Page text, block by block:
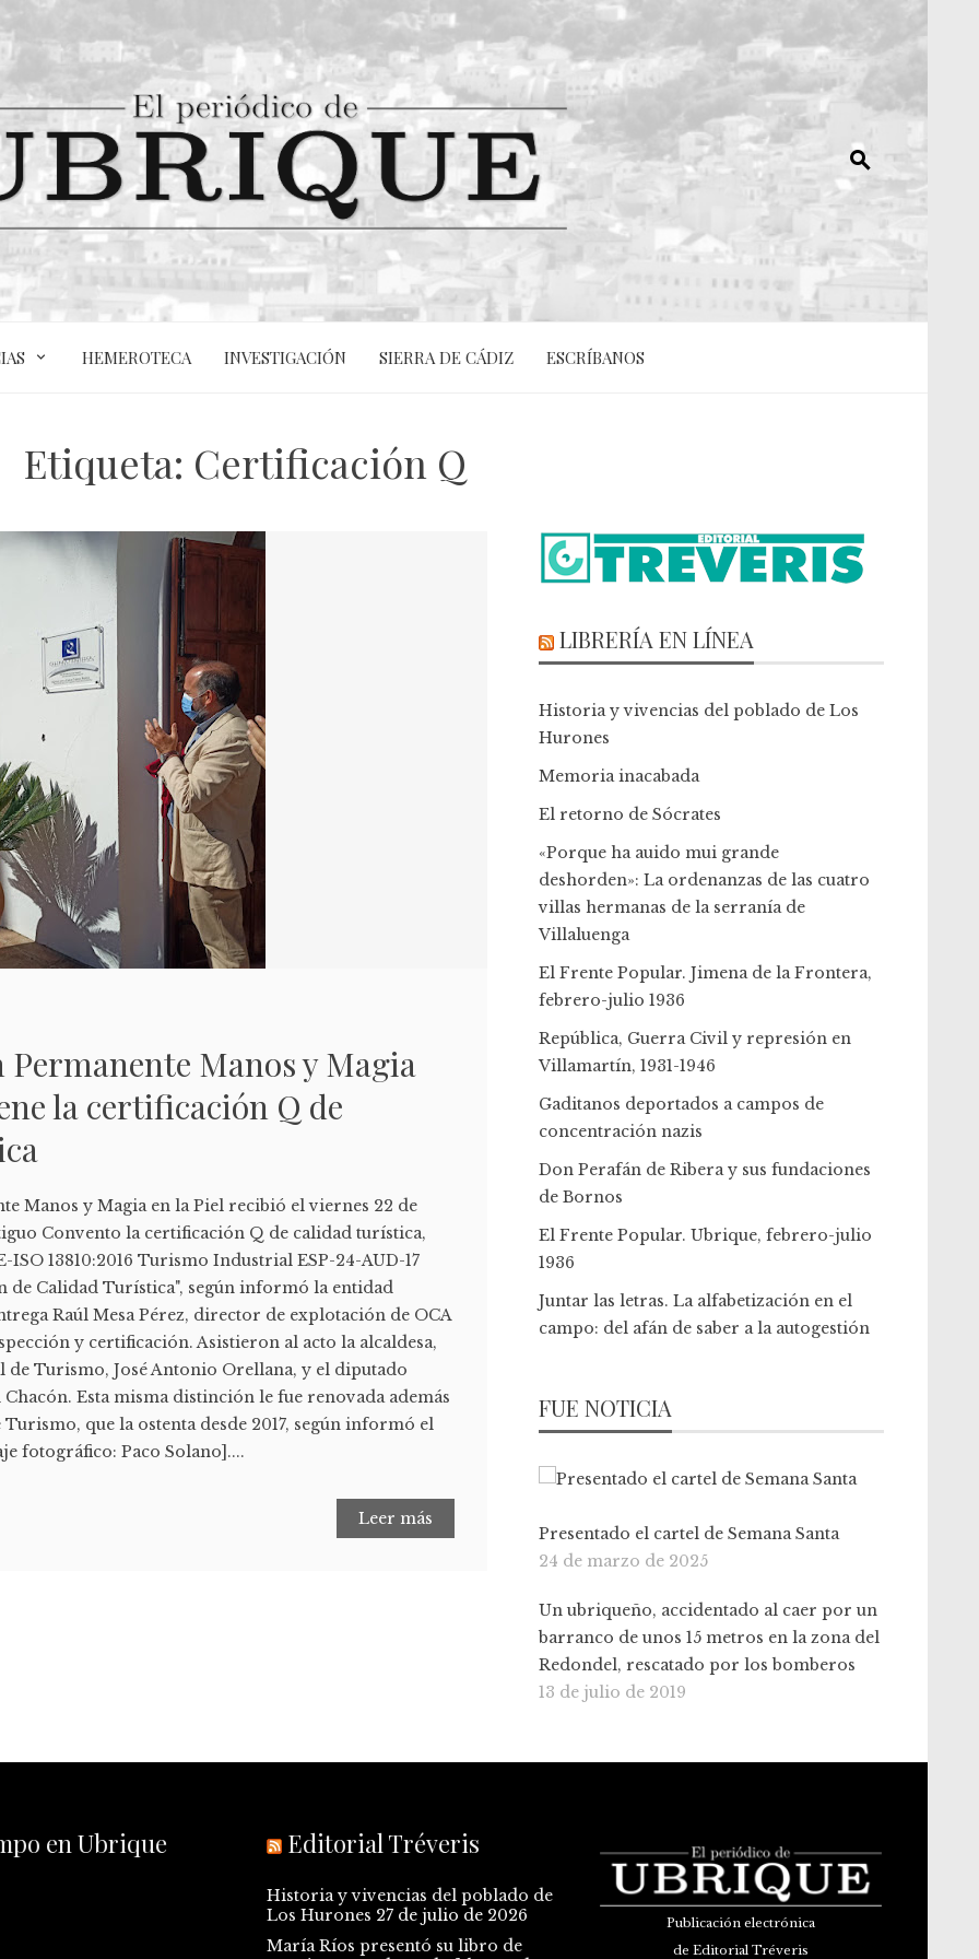
HEMEROTECA INVESTIGACIÓN SIERRA DE CÁDIZ ESCRÍBANOS
Etiqueta: Certificación Q
Manos y Magia
la certificación Q de
Manos y Magia en la Piel recibió el viernes 22 de
Convento la certificación Q de calidad turística,
ISO 13810:2016 Turismo Industrial ESP-24-AUD-17
de Calidad Turística", según informó la entidad
Raúl Mesa Pérez, director de explotación de OCA
y certificación. Asistieron al acto la alcaldesa,
de Turismo, José Antonio Orellana, y el diputado
Esta misma distinción le fue renovada además
que la ostenta desde 2017, según informó el
fotográfico: Paco Solano]....
Leer más
LIBRERÍA EN LÍNEA
Historia y vivencias del poblado de Los
Hurones
Memoria inacabada
El retorno de Sócrates
«Porque ha auido mui grande
deshorden»: La ordenanzas de las cuatro
villas hermanas de la serranía de
Villaluenga
El Frente Popular. Jimena de la Frontera,
febrero-julio 1936
República, Guerra Civil y represión en
Villamartín, 1931-1946
Gaditanos deportados a campos de
concentración nazis
Don Perafán de Ribera y sus fundaciones
de Bornos
El Frente Popular. Ubrique, febrero-julio
1936
Juntar las letras. La alfabetización en el
campo: del afán de saber a la autogestión
FUE NOTICIA
Presentado el cartel de Semana Santa
24 de marzo de 2025
Un ubriqueño, accidentado al caer por un
barranco de unos 15 metros en la zona del
Redondel, rescatado por los bomberos
13 de julio de 2019
en Ubrique Editorial Tréveris
Historia y vivencias del poblado de
Los Hurones 27 de julio de 2026
María Ríos presentó su libro de
Publicación electrónica
de Editorial Tréveris